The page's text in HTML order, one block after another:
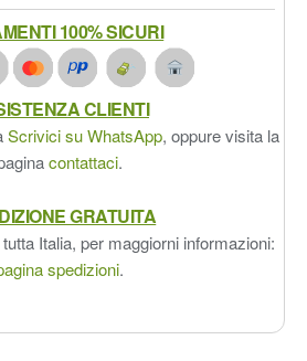
100% SICURI
CLIENTI
Scrivici su WhatsApp, oppure visita la
contattaci.
GRATUITA
Italia, per maggiorni informazioni:
spedizioni.